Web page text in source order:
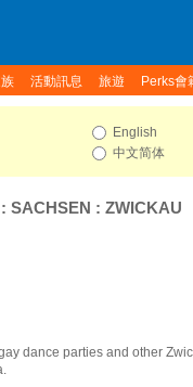
活動訊息 旅遊 Perks會
English
中文简体
: SACHSEN : ZWICKAU
dance parties and other